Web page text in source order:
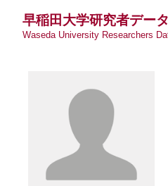
早稲田大学研究者デー
Waseda University Researchers